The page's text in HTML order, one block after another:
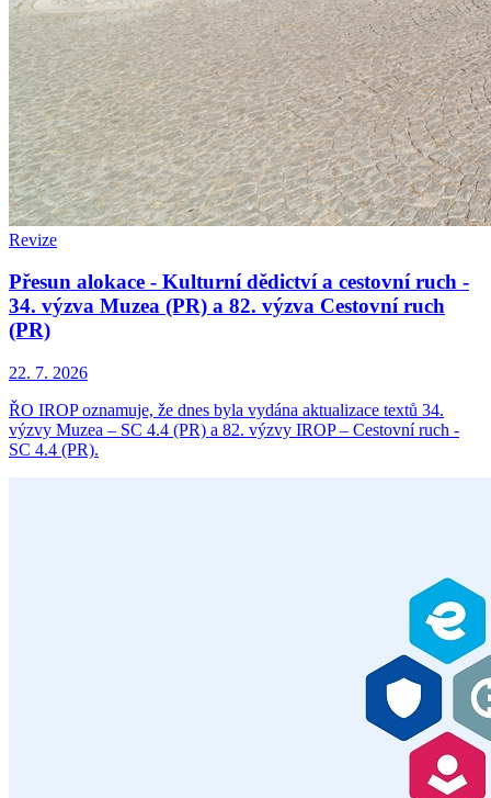
Revize
Přesun alokace - Kulturní dědictví a cestovní ruch -
34. výzva Muzea (PR) a 82. výzva Cestovní ruch
(PR)
22. 7. 2026
ŘO IROP oznamuje, že dnes byla vydána aktualizace textů 34.
výzvy Muzea – SC 4.4 (PR) a 82. výzvy IROP – Cestovní ruch -
SC 4.4 (PR).